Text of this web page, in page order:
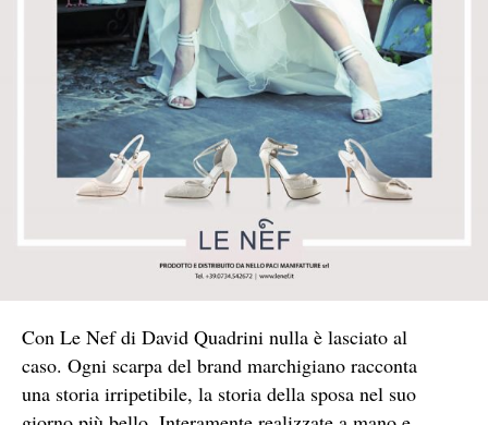
Con Le Nef di David Quadrini nulla è lasciato al
caso. Ogni scarpa del brand marchigiano racconta
una storia irripetibile, la storia della sposa nel suo